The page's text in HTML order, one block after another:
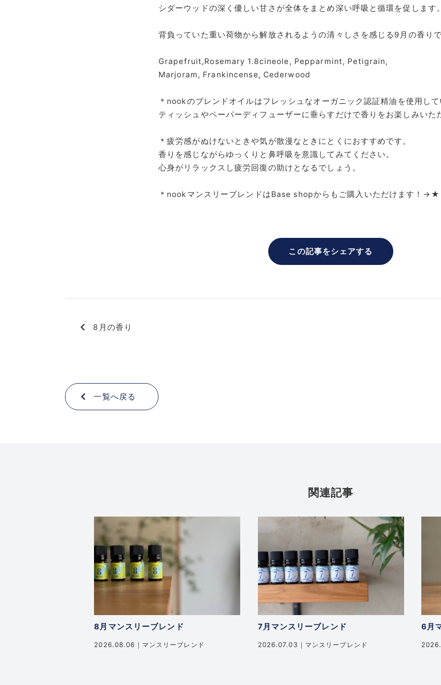
シダーウッドの深く優しい甘さが全体をまとめ深い呼吸と循環を促します。
背負っていた重い荷物から解放されるようの清々しさを感じる9月の香りで
Grapefruit,Rosemary 1.8cineole, Pepparmint, Petigrain,
Marjoram, Frankincense, Cederwood
＊nookのブレンドオイルはフレッシュなオーガニック認証精油を使用して
ティッシュやペーパーディフューザーに垂らすだけで香りをお楽しみいた
＊疲労感がぬけないときや気が散漫なときにとくにおすすめです。
香りを感じながらゆっくりと鼻呼吸を意識してみてください。
心身がリラックスし疲労回復の助けとなるでしょう。
＊nookマンスリーブレンドはBase shopからもご購入いただけます！→ ★
この記事をシェアする
8月の香り
一覧へ戻る
関連記事
8月マンスリーブレンド
2026.08.06 マンスリーブレンド
7月マンスリーブレンド
2026.07.03 マンスリーブレンド
6月